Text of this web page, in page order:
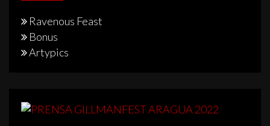
Ravenous Feast
Bonus
Artypics